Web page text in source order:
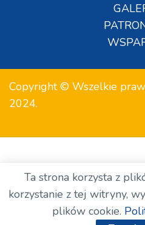
Copyright © Wszelkie
2024.
Ta strona korzysta z
korzystanie z tej witryny,
plików cookie.